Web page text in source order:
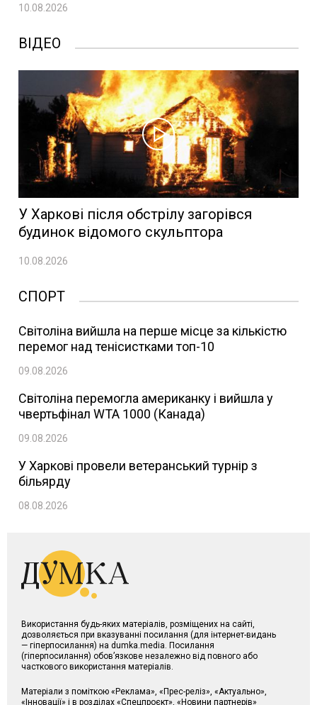
10.08.2026
ВІДЕО
У Харкові після обстрілу загорівся
будинок відомого скульптора
10.08.2026
СПОРТ
Світоліна вийшла на перше місце за кількістю
перемог над тенісистками топ-10
09.08.2026
Світоліна перемогла американку і вийшла у
чвертьфінал WTA 1000 (Канада)
09.08.2026
У Харкові провели ветеранський турнір з
більярду
08.08.2026
Використання будь-яких матеріалів, розміщених на сайті,
дозволяється при вказуванні посилання (для інтернет-видань
— гіперпосилання) на dumka.media. Посилання
(гіперпосилання) обов’язкове незалежно від повного або
часткового використання матеріалів.
Матеріали з поміткою «Реклама», «Прес-реліз», «Актуально»,
«Інновації» і в розділах «Спецпроєкт», «Новини партнерів»